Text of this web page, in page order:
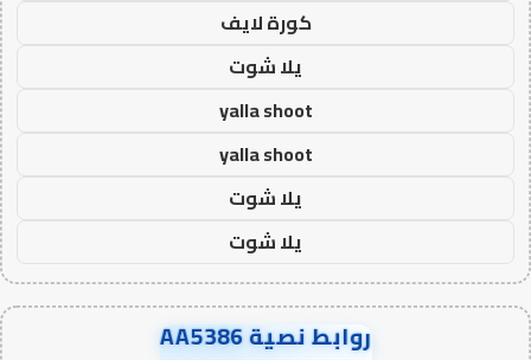
كورة لايف
يلا شوت
yalla shoot
yalla shoot
يلا شوت
يلا شوت
روابط نصية AA5386